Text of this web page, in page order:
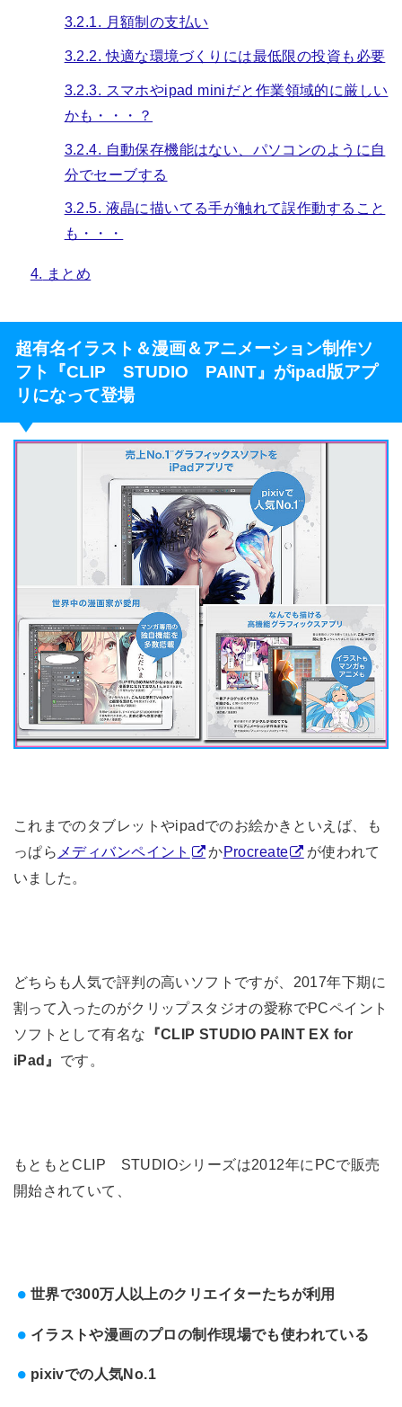
3.2.1. 月額制の支払い
3.2.2. 快適な環境づくりには最低限の投資も必要
3.2.3. スマホやipad miniだと作業領域的に厳しい
かも・・・？
3.2.4.
自動保存機能はない、パソコンのように自
分でセーブする
3.2.5. 液晶に描いてる手が触れて誤作動すること
も・・・
4. まとめ
超有名イラスト＆漫画＆アニメーション制作ソ
フト『CLIP STUDIO PAINT』がipad版アプ
リになって登場
これまでのタブレットやipadでのお絵かきといえば、も
っぱら メディバンペイント かProcreate
が使われて
いました。
どちらも人気で評判の高いソフトですが、2017年下期に
割って入ったのがクリップスタジオの愛称でPCペイント
ソフトとして有名な 『CLIP STUDIO PAINT EX for
iPad』 です。
もともとCLIP STUDIOシリーズは2012年にPCで販売
開始されていて、
世界で300万人以上のクリエイターたちが利用
イラストや漫画のプロの制作現場でも使われている
pixivでの人気No.1